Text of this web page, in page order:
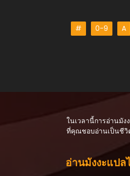
ตอนที่ 68
สิงหาคม 21, 2025
ตอนที่ 65
สิงหาคม 21, 2025
ตอนที่ 63
# 0-9 A
ในเวลานี้การอ่านมัง
ที่คุณชอบอ่านเป็นชีวิ
อ่านมังงะแป